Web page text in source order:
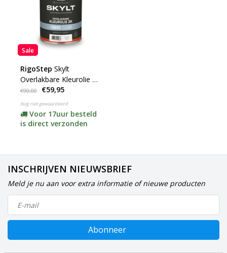
Sale
RigoStep Skylt
Overlakbare Kleurolie 2K
(klik hier voor de kleur)
€90,00 €59,95
Nog niet gewaardeerd
Voor 17uur besteld
is direct verzonden
INSCHRIJVEN NIEUWSBRIEF
Meld je nu aan voor extra informatie of nieuwe producten
Abonneer